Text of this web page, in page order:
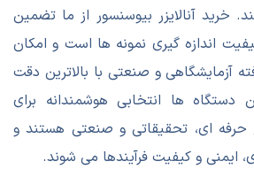
خرید آنالایزر بیوسنسور از ما تضمین
اندازه گیری نمونه ها است و امکان
آزمایشگاهی و صنعتی با بالاترین دقت
دستگاه ها انتخابی هوشمندانه برای
حرفه ای، تحقیقاتی و صنعتی هستند و
ایمنی و کیفیت فرآیندها می شوند.